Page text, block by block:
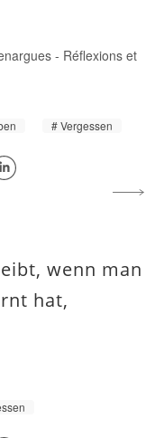
- Réflexions et
Vergessen
wenn man
hat,